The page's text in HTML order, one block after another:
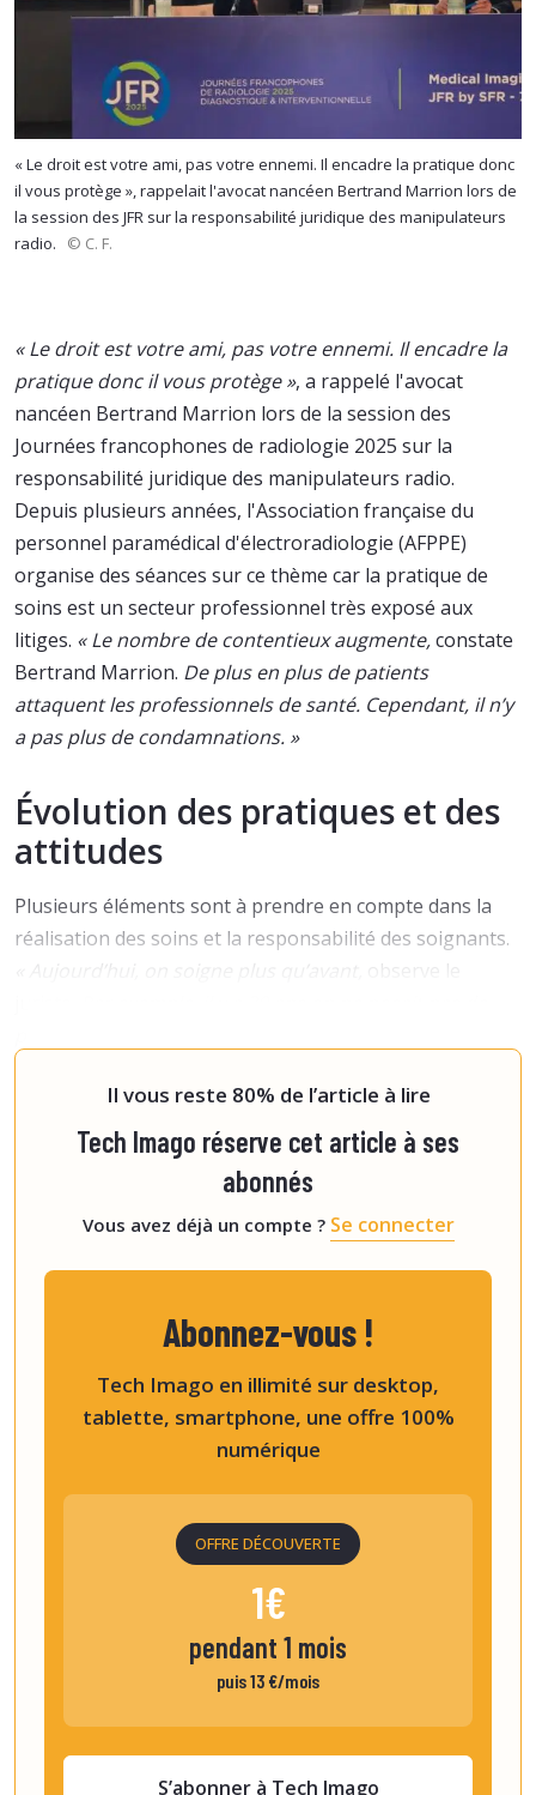
« Le droit est votre ami, pas votre ennemi. Il encadre la pratique donc
il vous protège », rappelait l'avocat nancéen Bertrand Marrion lors de
la session des JFR sur la responsabilité juridique des manipulateurs
radio.
© C. F.
« Le droit est votre ami, pas votre ennemi. Il encadre la
pratique donc il vous protège », a rappelé l'avocat
nancéen Bertrand Marrion lors de la session des
Journées francophones de radiologie 2025 sur la
responsabilité juridique des manipulateurs radio.
Depuis plusieurs années, l'Association française du
personnel paramédical d'électroradiologie (AFPPE)
organise des séances sur ce thème car la pratique de
soins est un secteur professionnel très exposé aux
litiges. « Le nombre de contentieux augmente,constate
Bertrand Marrion. De plus en plus de patients
attaquent les professionnels de santé. Cependant, il n’y
a pas plus de condamnations. »
Évolution des pratiques et des
attitudes
Plusieurs éléments sont à prendre en compte dans la
réalisation des soins et la responsabilité des soignants.
« Aujourd’hui, on soigne plus qu’avant,
observe le
Il vous reste 80% de l’article à lire
Tech Imago réserve cet article à ses
abonnés
Vous avez déjà un compte ? Se connecter
Abonnez-vous !
Tech Imago en illimité sur desktop,
tablette, smartphone, une offre 100%
numérique
OFFRE DÉCOUVERTE
1€
pendant 1 mois
puis 13 €/mois
S’abonner à Tech Imago